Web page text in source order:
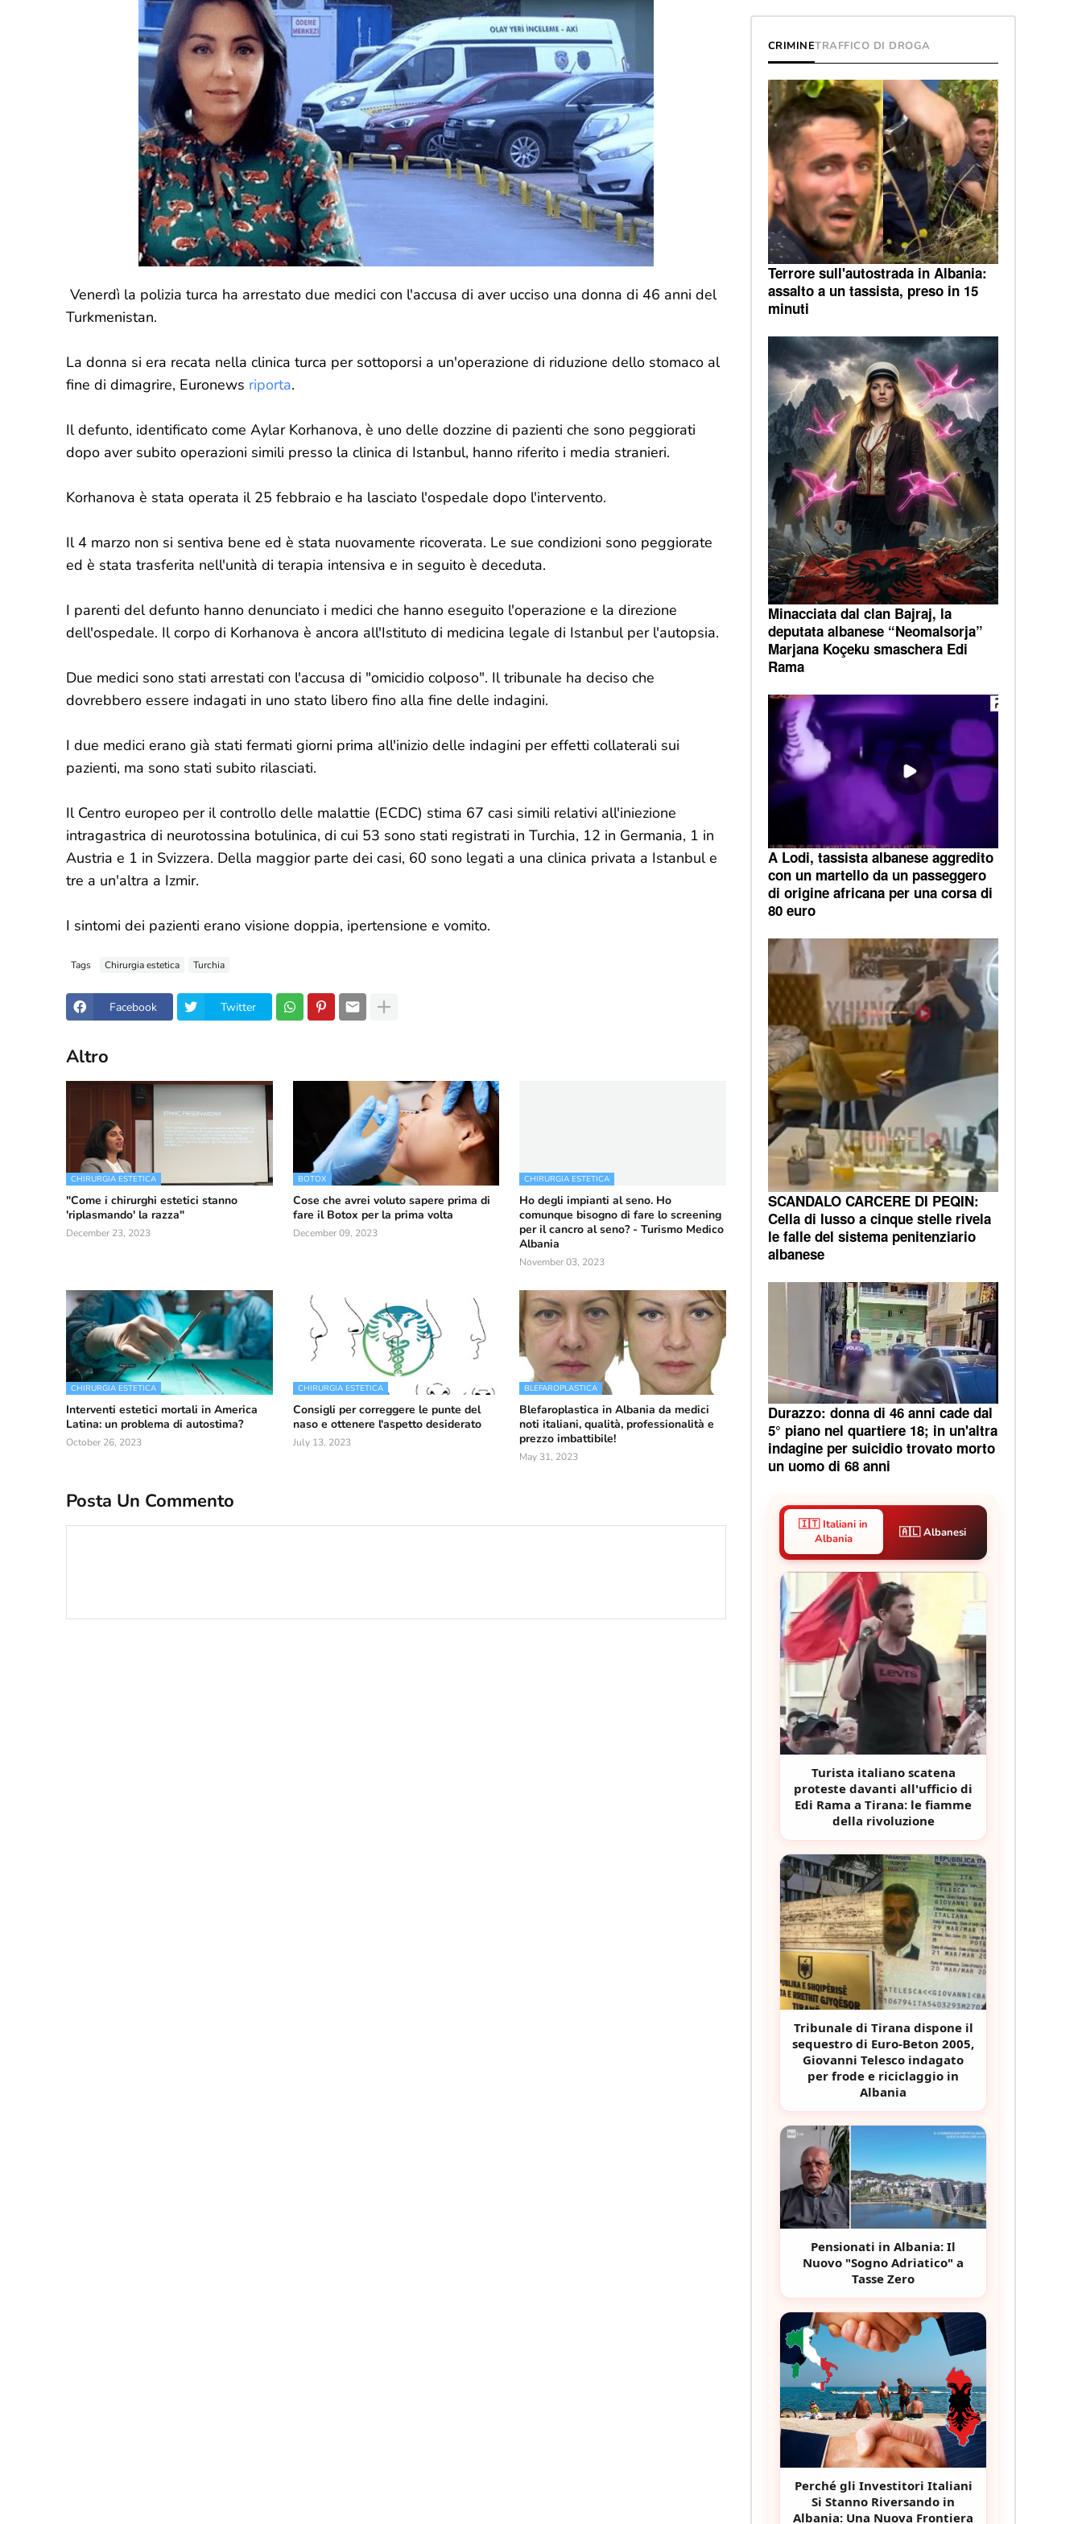
Venerdì la polizia turca ha arrestato due medici con l'accusa di aver ucciso una donna di 46 anni del
Turkmenistan.
La donna si era recata nella clinica turca per sottoporsi a un'operazione di riduzione dello stomaco al
fine di dimagrire, Euronews riporta.
Il defunto, identificato come Aylar Korhanova, è uno delle dozzine di pazienti che sono peggiorati
dopo aver subito operazioni simili presso la clinica di Istanbul, hanno riferito i media stranieri.
Korhanova è stata operata il 25 febbraio e ha lasciato l'ospedale dopo l'intervento.
Il 4 marzo non si sentiva bene ed è stata nuovamente ricoverata. Le sue condizioni sono peggiorate
ed è stata trasferita nell'unità di terapia intensiva e in seguito è deceduta.
I parenti del defunto hanno denunciato i medici che hanno eseguito l'operazione e la direzione
dell'ospedale. Il corpo di Korhanova è ancora all'Istituto di medicina legale di Istanbul per l'autopsia.
Due medici sono stati arrestati con l'accusa di "omicidio colposo". Il tribunale ha deciso che
dovrebbero essere indagati in uno stato libero fino alla fine delle indagini.
I due medici erano già stati fermati giorni prima all'inizio delle indagini per effetti collaterali sui
pazienti, ma sono stati subito rilasciati.
Il Centro europeo per il controllo delle malattie (ECDC) stima 67 casi simili relativi all'iniezione
intragastrica di neurotossina botulinica, di cui 53 sono stati registrati in Turchia, 12 in Germania, 1 in
Austria e 1 in Svizzera. Della maggior parte dei casi, 60 sono legati a una clinica privata a Istanbul e
tre a un'altra a Izmir.
I sintomi dei pazienti erano visione doppia, ipertensione e vomito.
Tags Chirurgia estetica Turchia
Facebook Twitter
Altro
CHIRURGIA ESTETICA
"Come i chirurghi estetici stanno
'riplasmando' la razza"
December 23, 2023
BOTOX
Cose che avrei voluto sapere prima di
fare il Botox per la prima volta
December 09, 2023
CHIRURGIA ESTETICA
Ho degli impianti al seno. Ho
comunque bisogno di fare lo screening
per il cancro al seno? - Turismo Medico
Albania
November 03, 2023
CHIRURGIA ESTETICA
Interventi estetici mortali in America
Latina: un problema di autostima?
October 26, 2023
CHIRURGIA ESTETICA
Consigli per correggere le punte del
naso e ottenere l'aspetto desiderato
July 13, 2023
BLEFAROPLASTICA
Blefaroplastica in Albania da medici
noti italiani, qualità, professionalità e
prezzo imbattibile!
May 31, 2023
Posta Un Commento
CRIMINETRAFFICO DI DROGA
Terrore sull'autostrada in Albania:
assalto a un tassista, preso in 15
minuti
Minacciata dal clan Bajraj, la
deputata albanese “Neomalsorja”
Marjana Koçeku smaschera Edi
Rama
A Lodi, tassista albanese aggredito
con un martello da un passeggero
di origine africana per una corsa di
80 euro
SCANDALO CARCERE DI PEQIN:
Cella di lusso a cinque stelle rivela
le falle del sistema penitenziario
albanese
Durazzo: donna di 46 anni cade dal
5° piano nel quartiere 18; in un'altra
indagine per suicidio trovato morto
un uomo di 68 anni
🇮🇹 Italiani in
Albania
🇦🇱 Albanesi
Turista italiano scatena
proteste davanti all'ufficio di
Edi Rama a Tirana: le fiamme
della rivoluzione
Tribunale di Tirana dispone il
sequestro di Euro-Beton 2005,
Giovanni Telesco indagato
per frode e riciclaggio in
Albania
Pensionati in Albania: Il
Nuovo "Sogno Adriatico" a
Tasse Zero
Perché gli Investitori Italiani
Si Stanno Riversando in
Albania: Una Nuova Frontiera